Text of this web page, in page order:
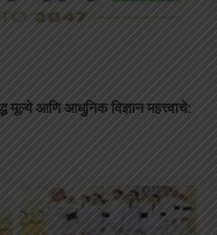
मूल्ये आणि आधुनिक विज्ञान महत्त्वाचे: